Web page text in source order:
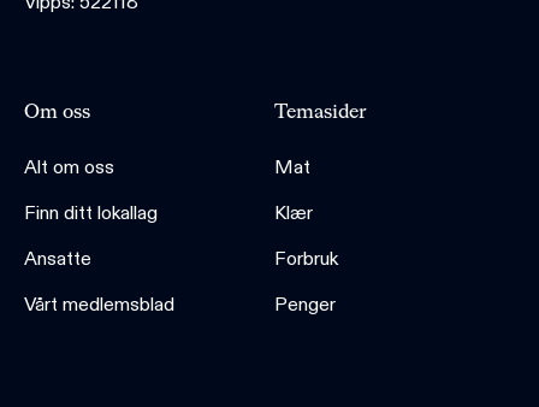
Om oss
Alt om oss
Finn ditt lokallag
Ansatte
Vårt medlemsblad
Temasider
Mat
Klær
Forbruk
Penger